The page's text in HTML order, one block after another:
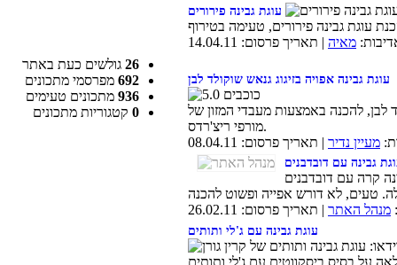
26 גולשים כעת באתר
692 מפרסמי מתכונים
936 מתכונים טעימים
0 קטגוריות מתכונים
עוגת גבינה פירורים
מאיה | תאריך פרסום: 14.04.11
עוגת גבינה אפויה בזיגוג גנאש שוקולד לבן
לבן, להכנה באמצעות מעבדי המזון של
מורפי ריצ'רדס.
מעיין נדיר | תאריך פרסום: 08.04.11
גבינה עם דובדבנים
קרה עם דובדבנים
מנהל האתר | תאריך פרסום: 26.02.11
עוגת גבינה עם ג'לי ותותים